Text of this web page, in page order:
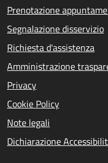
Prenotazione
Segnalazione disservizio
Richiesta d'assistenza
Amministrazione
Privacy
Cookie Policy
Note legali
Dichiarazione